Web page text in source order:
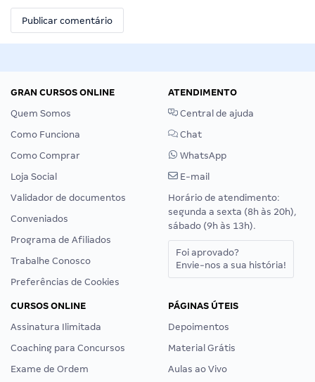
GRAN CURSOS ONLINE
Quem Somos
Como Funciona
Como Comprar
Loja Social
Validador de documentos
Conveniados
Programa de Afiliados
Trabalhe Conosco
Preferências de Cookies
ATENDIMENTO
Central de ajuda
Chat
WhatsApp
E-mail
Horário de atendimento:
segunda a sexta (8h às 20h),
sábado (9h às 13h).
Foi aprovado?
Envie-nos a sua história!
CURSOS ONLINE
Assinatura Ilimitada
Coaching para Concursos
Exame de Ordem
PÁGINAS ÚTEIS
Depoimentos
Material Grátis
Aulas ao Vivo